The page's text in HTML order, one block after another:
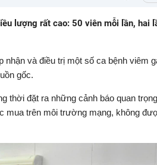
lượng rất cao: 50 viên mỗi lần, hai
nhận và điều trị một số ca bệnh viêm
gốc.
thời đặt ra những cảnh báo quan
mua trên môi trường mạng, không